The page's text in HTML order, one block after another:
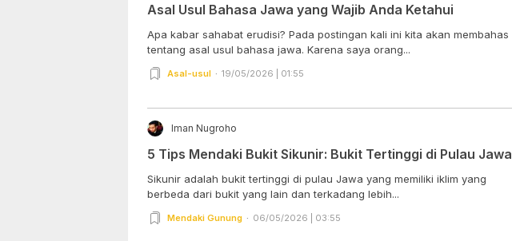
Asal Usul Bahasa Jawa yang Wajib Anda Ketahui
Apa kabar sahabat erudisi? Pada postingan kali ini kita akan membahas
tentang asal usul bahasa jawa. Karena saya orang...
Asal-usul 19/05/2026 | 01:55
Iman Nugroho
5 Tips Mendaki Bukit Sikunir: Bukit Tertinggi di Pulau Jawa
Sikunir adalah bukit tertinggi di pulau Jawa yang memiliki iklim yang
berbeda dari bukit yang lain dan terkadang lebih...
Mendaki Gunung 06/05/2026 | 03:55